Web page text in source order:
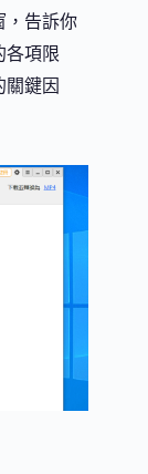
，告訴你
各項限
鍵因